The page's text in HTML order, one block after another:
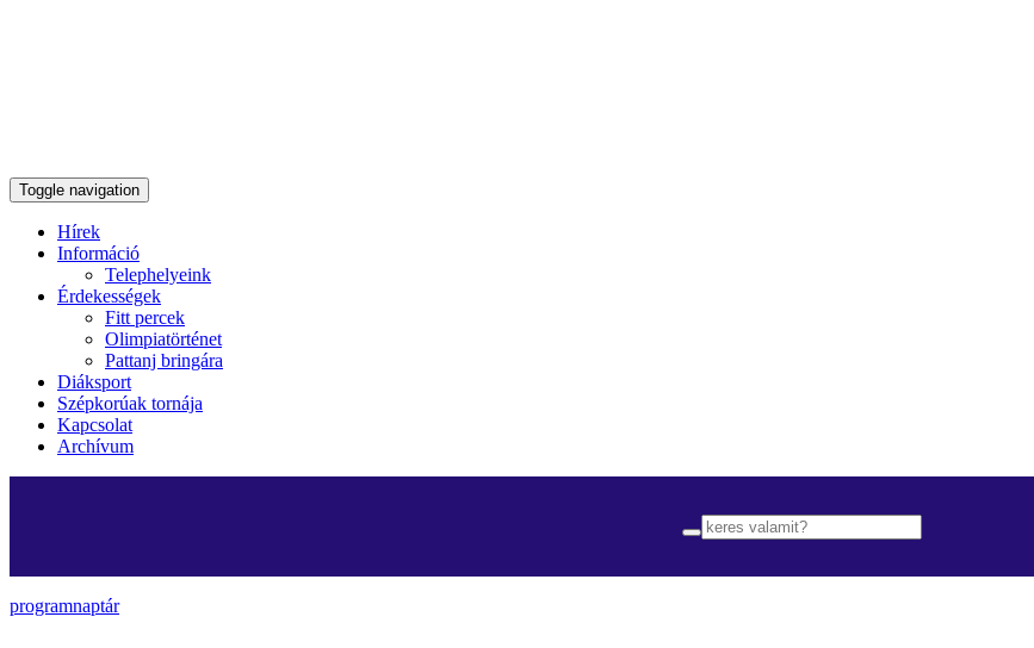
Toggle navigation
Hírek
Információ
Telephelyeink
Érdekességek
Fitt percek
Olimpiatörténet
Pattanj bringára
Diáksport
Szépkorúak tornája
Kapcsolat
Archívum
programnaptár